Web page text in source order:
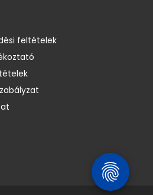
feltételek